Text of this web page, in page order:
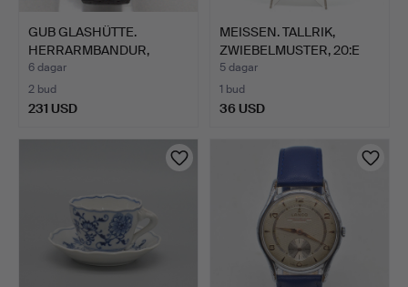
GUB GLASHÜTTE.
HERRARMBANDUR,
SPEZIMATIC, …
6 dagar
2 bud
231 USD
MEISSEN. TALLRIK,
ZWIEBELMUSTER, 20:E
ÅRHU…
5 dagar
1 bud
36 USD